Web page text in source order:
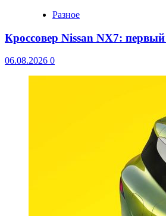
Разное
Кроссовер Nissan NX7:
06.08.2026 0